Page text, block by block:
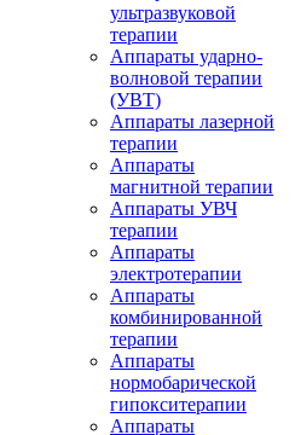
ультразвуковой
терапии
Аппараты ударно-
волновой терапии
(УВТ)
Аппараты лазерной
терапии
Аппараты
магнитной терапии
Аппараты УВЧ
терапии
Аппараты
электротерапии
Аппараты
комбинированной
терапии
Аппараты
нормобарической
гипокситерапии
Аппараты